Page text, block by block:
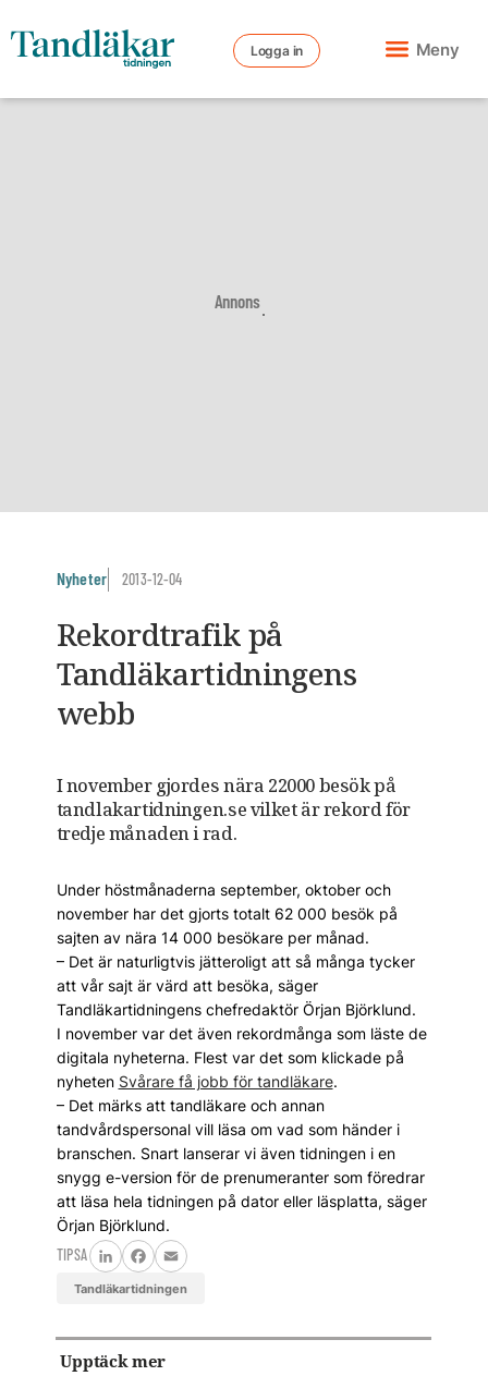
Logga in Meny
Annons
Nyheter 2013-12-04
Rekordtrafik på
Tandläkartidningens
webb
I november gjordes nära 22000 besök på
tandlakartidningen.se vilket är rekord för
tredje månaden i rad.
Under höstmånaderna september, oktober och
november har det gjorts totalt 62 000 besök på
sajten av nära 14 000 besökare per månad.
– Det är naturligtvis jätteroligt att så många tycker
att vår sajt är värd att besöka, säger
Tandläkartidningens chefredaktör Örjan Björklund.
I november var det även rekordmånga som läste de
digitala nyheterna. Flest var det som klickade på
nyheten Svårare få jobb för tandläkare.
– Det märks att tandläkare och annan
tandvårdspersonal vill läsa om vad som händer i
branschen. Snart lanserar vi även tidningen i en
snygg e-version för de prenumeranter som föredrar
att läsa hela tidningen på dator eller läsplatta, säger
Örjan Björklund.
TIPSA
LinkedInFacebook
Email
Tandläkartidningen
Upptäck mer